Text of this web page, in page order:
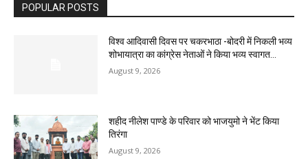
POPULAR POSTS
विश्व आदिवासी दिवस पर चकरभाठा -बोदरी में निकली भव्य
शोभायात्रा का कांग्रेस नेताओं ने किया भव्य स्वागत…
August 9, 2026
शहीद नीलेश पाण्डे के परिवार को भाजयुमो ने भेंट किया
तिरंगा
August 9, 2026